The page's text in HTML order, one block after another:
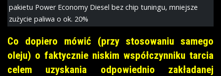
pakietu Power Economy Diesel bez chip tuningu, mniejsze
zużycie paliwa o ok. 20%
Co dopiero mówić (przy stosowaniu samego
oleju) o faktycznie niskim współczynniku tarcia
celem uzyskania odpowiednio zakładanej